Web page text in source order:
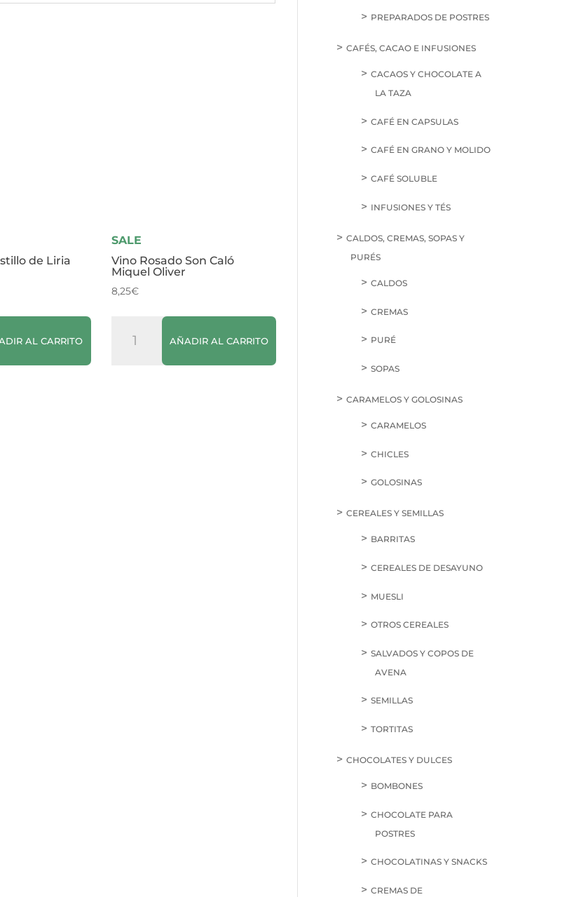
de Liria
AL CARRITO
SALE
Vino Rosado Son Caló
Miquel Oliver
8,25€
Rosado
AÑADIR AL CARRITO
PREPARADOS DE POSTRES
CAFÉS, CACAO E INFUSIONES
CACAOS Y CHOCOLATE A
LA TAZA
CAFÉ EN CAPSULAS
CAFÉ EN GRANO Y MOLIDO
CAFÉ SOLUBLE
INFUSIONES Y TÉS
CALDOS, CREMAS, SOPAS Y
PURÉS
CALDOS
CREMAS
PURÉ
SOPAS
CARAMELOS Y GOLOSINAS
CARAMELOS
CHICLES
GOLOSINAS
CEREALES Y SEMILLAS
BARRITAS
CEREALES DE DESAYUNO
MUESLI
OTROS CEREALES
SALVADOS Y COPOS DE
AVENA
SEMILLAS
TORTITAS
CHOCOLATES Y DULCES
BOMBONES
CHOCOLATE PARA
POSTRES
CHOCOLATINAS Y SNACKS
CREMAS DE